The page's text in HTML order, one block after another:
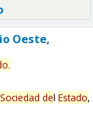
Oeste,
.
Sociedad del Estado,